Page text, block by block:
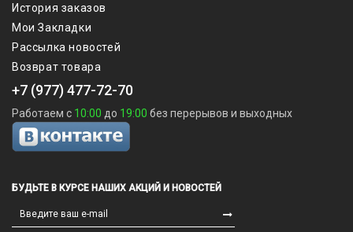
История заказов
Мои Закладки
Рассылка новостей
Возврат товара
+7 (977) 477-72-70
Работаем с 10:00 до 19:00 без перерывов и выходных
БУДЬТЕ В КУРСЕ НАШИХ АКЦИЙ И НОВОСТЕЙ